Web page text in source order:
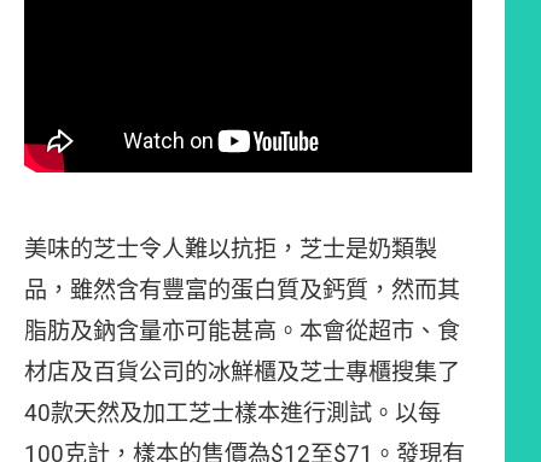
美味的芝士令人難以抗拒，芝士是奶類製
品，雖然含有豐富的蛋白質及鈣質，然而其
脂肪及鈉含量亦可能甚高。本會從超市、食
材店及百貨公司的冰鮮櫃及芝士專櫃搜集了
40款天然及加工芝士樣本進行測試。以每
100克計，樣本的售價為$12至$71。發現有